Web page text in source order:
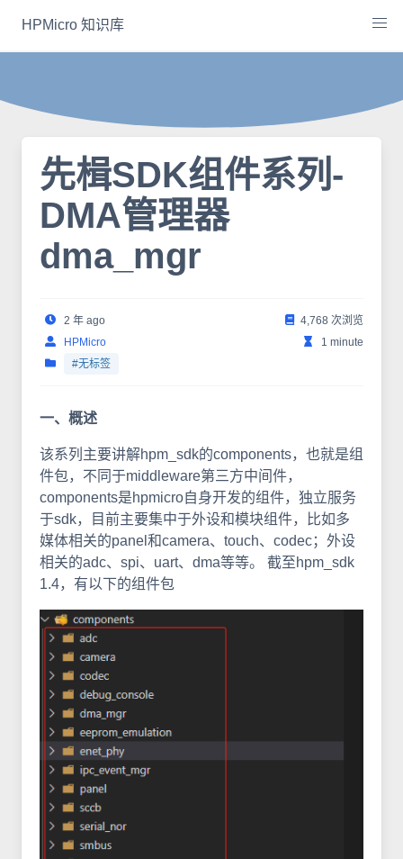
content
HPMicro 知识库
先楫SDK组件系列-
DMA管理器
dma_mgr
2 年 ago
4,768 次浏览
HPMicro
1 minute
#无标签
一、概述
该系列主要讲解hpm_sdk的components，也就是组
件包，不同于middleware第三方中间件，
components是hpmicro自身开发的组件，独立服务
于sdk，目前主要集中于外设和模块组件，比如多
媒体相关的panel和camera、touch、codec；外设
相关的adc、spi、uart、dma等等。 截至hpm_sdk
1.4，有以下的组件包